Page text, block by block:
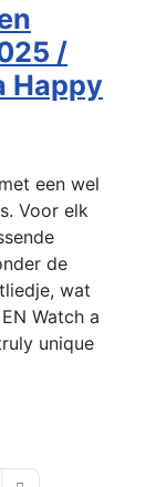
/
Happy
een wel
Voor elk
de
wat
Watch a
unique